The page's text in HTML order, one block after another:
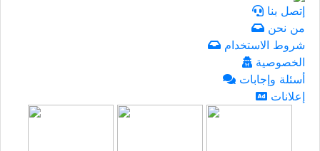
إتصل بنا
من نحن
شروط الاستخدام
الخصوصية
أسئلة وإجابات
إعلانات